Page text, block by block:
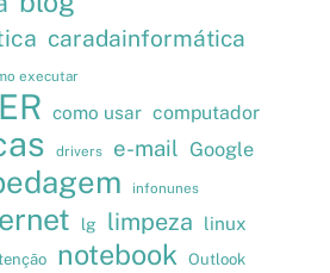
caradainformática
executar
como usar computador
drivers e-mail Google
infonunes
lg limpeza linux
notebook
Outlook